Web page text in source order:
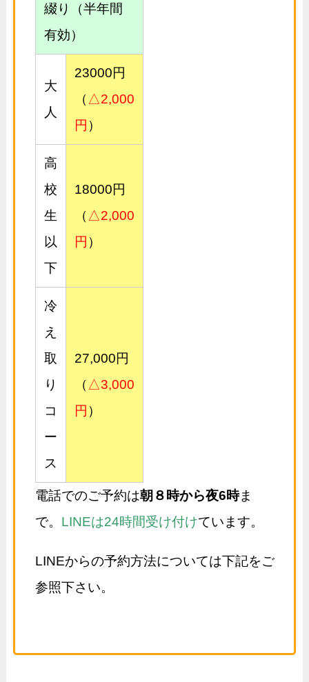
綴り（半年間
有効）
大
人
23000円
（ △2,000
円 ）
高
校
生
以
下
18000円
（ △2,000
円 ）
冷
え
取
り
コ
ー
ス
27,000円
（ △3,000
円 ）
電話でのご予約は朝８時から夜6時ま
で。
LINEは24時間受け付けています。
LINEからの予約方法については下記をご
参照下さい。